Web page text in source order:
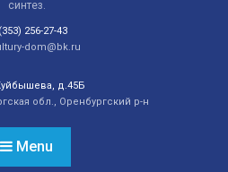
а также
вышли на
большой
синтез.
256-27-43
dom@bk.ru
д.45Б
обл., Оренбургский р-н
Menu